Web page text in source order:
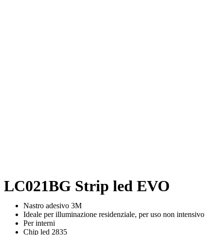
LC021BG Strip led EVO
Nastro adesivo 3M
Ideale per illuminazione residenziale, per uso non intensivo
Per interni
Chip led 2835